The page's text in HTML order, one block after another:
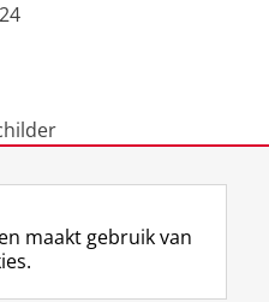
14:42
maakt gebruik van